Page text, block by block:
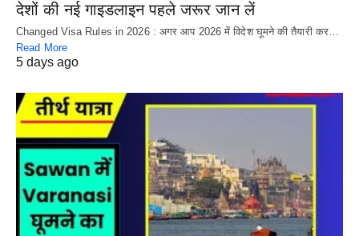
देशों की नई गाइडलाइन पहले जरूर जान लें
Changed Visa Rules in 2026 : अगर आप 2026 में विदेश घूमने की तैयारी कर…
Read More
5 days ago